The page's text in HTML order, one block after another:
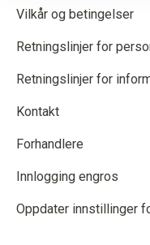
Vilkår og betingelser
Retningslinjer for
Retningslinjer for
Kontakt
Forhandlere
Innlogging engros
Oppdater innstillinger